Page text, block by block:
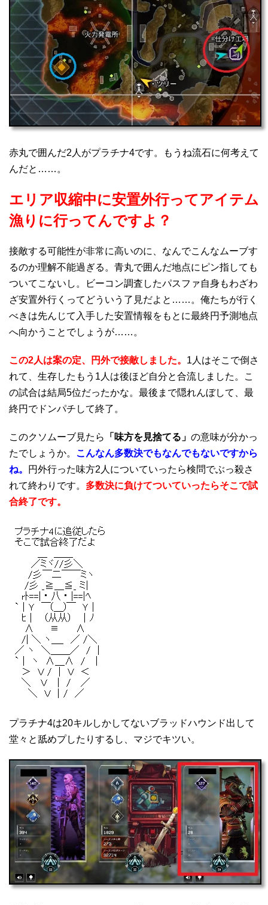
赤丸で囲んだ2人がプラチナ4です。もうね流石に何考えて
んだと……。
エリア収縮中に安置外行ってアイテム
漁りに行ってんですよ？
接敵する可能性が非常に高いのに、なんでこんなムーブす
るのか理解不能過ぎる。青丸で囲んだ地点にピン指しても
ついてこないし。ビーコン調査したパスファ自身もわざわ
ざ安置外行くってどういう了見だよと……。俺たちが行く
べきは先んじて入手した安置情報をもとに最終円予測地点
へ向かうことでしょうが……。
この2人は案の定、円外で接敵しました。 1人はそこで倒さ
れて、生存したもう1人は後ほど自分と合流しました。こ
の試合は結局5位だったかな。最後まで隠れんぼして、最
終円でドンパチして終了。
このクソムーブ見たら 「味方を見捨てる」 の意味が分かっ
たでしょうか。 こんなん多数決でもなんでもないですから
ね。
円外行った味方2人についていったら検問でぶっ殺さ
れて終わりです。 多数決に負けてついていったらそこで試
合終了です。
プラチナ4は20キルしかしてないブラッドハウンド出して
堂々と舐めプしたりするし、マジでキツい。